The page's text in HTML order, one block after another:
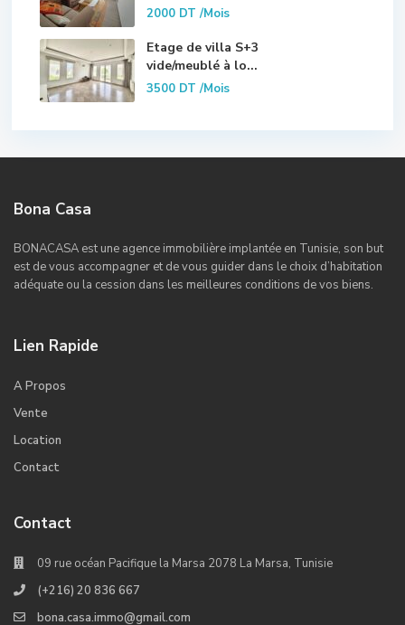
2000 DT/Mois
Etage de villa S+3
vide/meublé à lo...
3500 DT/Mois
Bona Casa
BONACASA est une agence immobilière implantée en Tunisie, son but
est de vous accompagner et de vous guider dans le choix d’habitation
adéquate ou la cession dans les meilleures conditions de vos biens.
Lien Rapide
A Propos
Vente
Location
Contact
Contact
09 rue océan Pacifique la Marsa 2078 La Marsa, Tunisie
(+216) 20 836 667
bona.casa.immo@gmail.com